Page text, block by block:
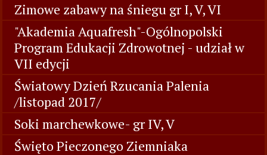
Zimowe zabawy na śniegu gr I, V, VI
"Akademia Aquafresh"-Ogólnopolski
Program Edukacji Zdrowotnej - udział w
VII edycji
Światowy Dzień Rzucania Palenia
/listopad 2017/
Soki marchewkowe- gr IV, V
Święto Pieczonego Ziemniaka